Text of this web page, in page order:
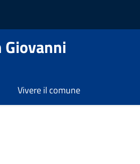
Giovanni
Vivere il comune
/ Ilaria Bertilotti